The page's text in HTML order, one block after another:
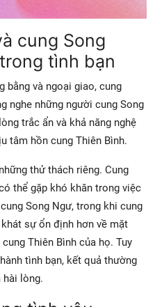
cung Song
tình bạn
bằng và ngoại giao, cung
nghe những người cung Song
trắc ẩn và khả năng nghệ
tâm hồn cung Thiên Bình.
thử thách riêng. Cung
thể gặp khó khăn trong việc
Song Ngư, trong khi cung
sự ổn định hơn về mặt
Thiên Bình của họ. Tuy
tình bạn, kết quả thường
hài lòng.